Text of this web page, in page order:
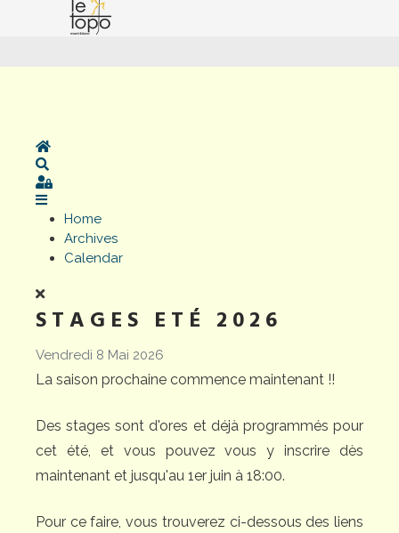
Home
Sign In
Home
Archives
Calendar
STAGES ETÉ 2026
Vendredi 8 Mai 2026
La saison prochaine commence maintenant !!
Des stages sont d'ores et déjà programmés pour
cet été, et vous pouvez vous y inscrire dès
maintenant et jusqu'au 1er juin à 18:00.
Pour ce faire, vous trouverez ci-dessous des liens